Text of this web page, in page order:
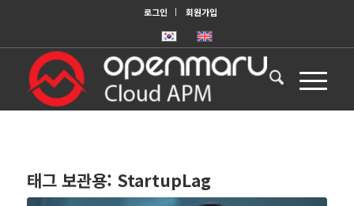
로그인 회원가입
태그 보관용: StartupLag